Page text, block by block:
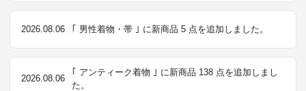
2026.08.06 ｢ 男性着物・帯 ｣ に新商品 5 点を追加しました。
2026.08.06
｢ アンティーク着物 ｣ に新商品 138 点を追加しまし
た。